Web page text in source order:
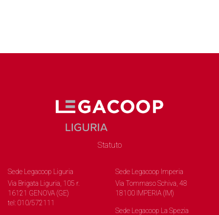
Statuto
Sede Legacoop Liguria
Via Brigata Liguria, 105 r.
16121 GENOVA (GE)
tel: 010/572111
Sede Legacoop Imperia
Via Tommaso Schiva, 48
18100 IMPERIA (IM)
Sede Legacoop La Spezia